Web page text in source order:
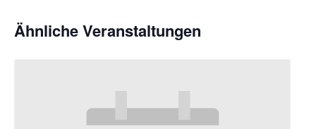
Ähnliche Veranstaltungen